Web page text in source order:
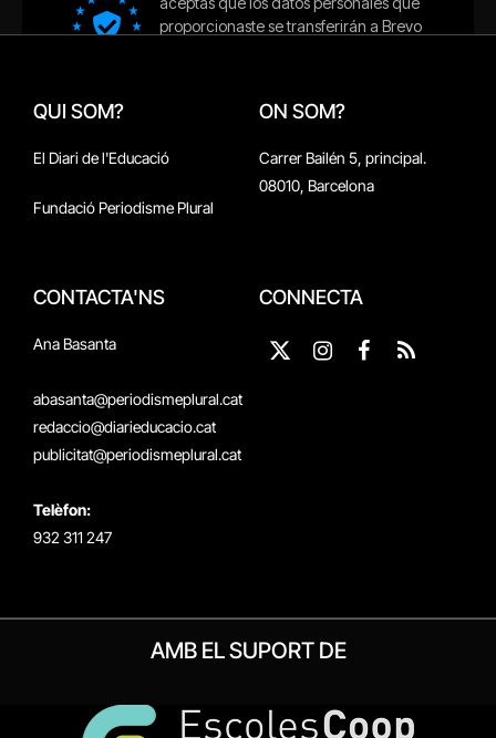
QUI SOM?
El Diari de l'Educació
Fundació Periodisme Plural
ON SOM?
Carrer Bailén 5, principal.
08010, Barcelona
CONTACTA'NS
Ana Basanta
abasanta@periodismeplural.cat
redaccio@diarieducacio.cat
publicitat@periodismeplural.cat
Telèfon:
932 311 247
CONNECTA
X
InstagramFacebook
RSS
AMB EL SUPORT DE